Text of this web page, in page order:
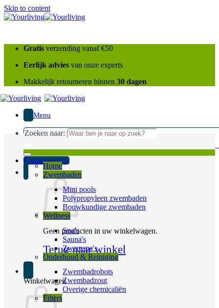
Skip to content
Gratis verzending vanaf €50
Eerlijk advies van onze experts
Makkelijk retourneren binnen 30 dagen
Menu
Zoeken naar:
Klantenservice
Geen producten in uw winkelwagen.
Terug naar winkel
Winkelwagen
Home
Zwembaden
Mini pools
Polypropyleen zwembaden
Bouwkundige zwembaden
Wellness
Spa’s
Sauna's
Zwemspa's
Onderhoud & Reiniging
Zwembadrobots
Zwembadzout
Overige chemicaliën
Filters